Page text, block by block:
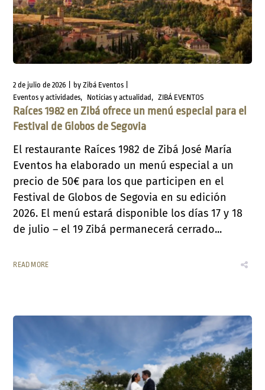
2 de julio de 2026 byZibá Eventos
Eventos y actividades
Noticias y actualidad ZIBÁ EVENTOS
Raíces 1982 en Zibá ofrece un menú especial para el
Festival de Globos de Segovia
El restaurante Raíces 1982 de Zibá José María
Eventos ha elaborado un menú especial a un
precio de 50€ para los que participen en el
Festival de Globos de Segovia en su edición
2026. El menú estará disponible los días 17 y 18
de julio – el 19 Zibá permanecerá cerrado...
READ MORE